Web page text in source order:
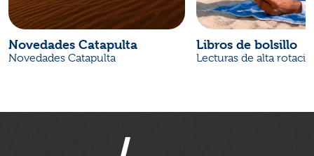
Novedades Catapulta
Novedades Catapulta
Libros de bolsillo
Lecturas de alta